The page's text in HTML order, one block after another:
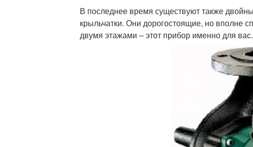
В последнее время существуют также
крыльчатки. Они дорогостоящие, но вполне
двумя этажами – этот прибор именно для вас.